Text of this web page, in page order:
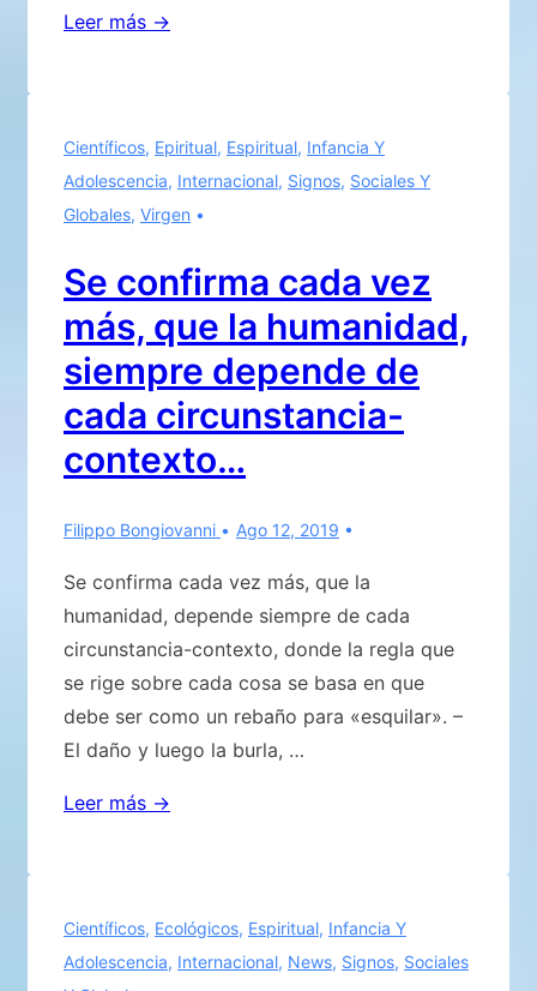
El
inconscientes..intenta
ocultar
la
que
atraviesa
planeta
que
corre
el
de
la
navaja
hacia
la
destrucción
total
Leer más →
Científicos, Epiritual, Espiritual, Infancia Y
Adolescencia, Internacional, Signos, Sociales Y
Globales, Virgen
Se confirma cada vez
más, que la humanidad,
siempre depende de
cada circunstancia-
contexto…
Filippo Bongiovanni Ago 12, 2019
Se confirma cada vez más, que la
humanidad, depende siempre de cada
circunstancia-contexto, donde la regla que
se rige sobre cada cosa se basa en que
debe ser como un rebaño para «esquilar». –
El daño y luego la burla, …
Se
más,
que
Leer más →
Científicos, Ecológicos, Espiritual, Infancia Y
Adolescencia, Internacional, News, Signos, Sociales